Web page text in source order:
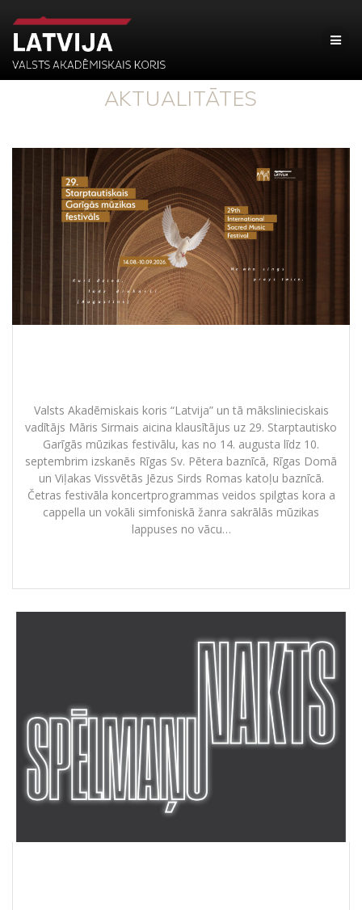
AKTUALITĀTES
Valsts Akadēmiskais koris “Latvija” un tā mākslinieciskais
vadītājs Māris Sirmais aicina klausītājus uz 29. Starptautisko
Garīgās mūzikas festivālu, kas no 14. augusta līdz 10.
septembrim izskanēs Rīgas Sv. Pētera baznīcā, Rīgas Domā
un Viļakas Vissvētās Jēzus Sirds Romas katoļu baznīcā.
Četras festivāla koncertprogrammas veidos spilgtas kora a
cappella un vokāli simfoniskā žanra sakrālās mūzikas
lappuses no vācu…